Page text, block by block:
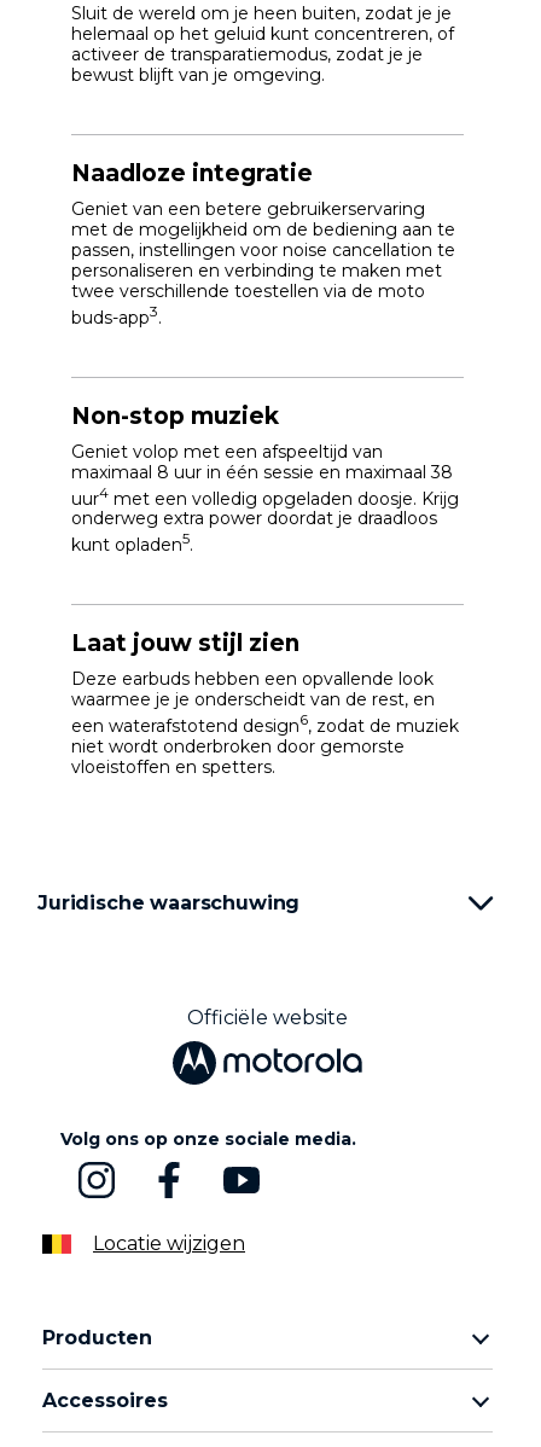
Sluit de wereld om je heen buiten, zodat je je
helemaal op het geluid kunt concentreren, of
activeer de transparatiemodus, zodat je je
bewust blijft van je omgeving.
Naadloze integratie
Geniet van een betere gebruikerservaring
met de mogelijkheid om de bediening aan te
passen, instellingen voor noise cancellation te
personaliseren en verbinding te maken met
twee verschillende toestellen via de moto
buds-app3.
Non-stop muziek
Geniet volop met een afspeeltijd van
maximaal 8 uur in één sessie en maximaal 38
uur4 met een volledig opgeladen doosje. Krijg
onderweg extra power doordat je draadloos
kunt opladen5.
Laat jouw stijl zien
Deze earbuds hebben een opvallende look
waarmee je je onderscheidt van de rest, en
een waterafstotend design6, zodat de muziek
niet wordt onderbroken door gemorste
vloeistoffen en spetters.
Juridische waarschuwing
Officiële website
Volg ons op onze sociale media.
Locatie wijzigen
Producten
Accessoires